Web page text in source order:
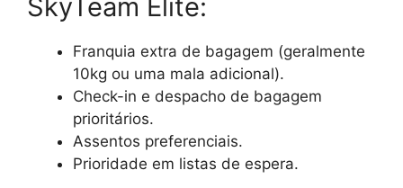
SkyTeam Elite:
Franquia extra de bagagem (geralmente
10kg ou uma mala adicional).
Check-in e despacho de bagagem
prioritários.
Assentos preferenciais.
Prioridade em listas de espera.